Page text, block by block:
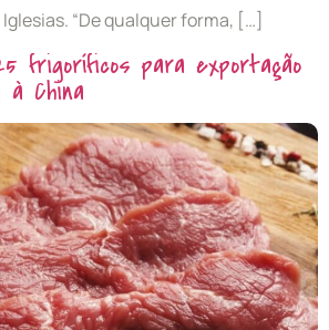
“De qualquer forma, […]
frigoríficos para exportação
China